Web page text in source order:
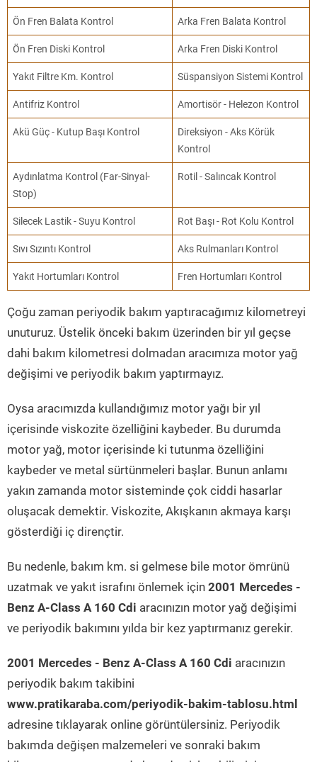
Ön Fren Balata Kontrol Arka Fren Balata Kontrol
Ön Fren Diski Kontrol Arka Fren Diski Kontrol
Yakıt Filtre Km. Kontrol Süspansiyon Sistemi Kontrol
Antifriz Kontrol Amortisör - Helezon Kontrol
Akü Güç - Kutup Başı Kontrol
Direksiyon - Aks Körük
Kontrol
Aydınlatma Kontrol (Far-Sinyal-
Stop)
Rotil - Salıncak Kontrol
Silecek Lastik - Suyu Kontrol Rot Başı - Rot Kolu Kontrol
Sıvı Sızıntı Kontrol Aks Rulmanları Kontrol
Yakıt Hortumları Kontrol Fren Hortumları Kontrol
Çoğu zaman periyodik bakım yaptıracağımız kilometreyi
unuturuz. Üstelik önceki bakım üzerinden bir yıl geçse
dahi bakım kilometresi dolmadan aracımıza motor yağ
değişimi ve periyodik bakım yaptırmayız.
Oysa aracımızda kullandığımız motor yağı bir yıl
içerisinde viskozite özelliğini kaybeder. Bu durumda
motor yağ, motor içerisinde ki tutunma özelliğini
kaybeder ve metal sürtünmeleri başlar. Bunun anlamı
yakın zamanda motor sisteminde çok ciddi hasarlar
oluşacak demektir. Viskozite, Akışkanın akmaya karşı
gösterdiği iç dirençtir.
Bu nedenle, bakım km. si gelmese bile motor ömrünü
uzatmak ve yakıt israfını önlemek için 2001 Mercedes -
Benz A-Class A 160 Cdi aracınızın motor yağ değişimi
ve periyodik bakımını yılda bir kez yaptırmanız gerekir.
2001 Mercedes - Benz A-Class A 160 Cdi aracınızın
periyodik bakım takibini
www.pratikaraba.com/periyodik-bakim-tablosu.html
adresine tıklayarak online görüntülersiniz. Periyodik
bakımda değişen malzemeleri ve sonraki bakım